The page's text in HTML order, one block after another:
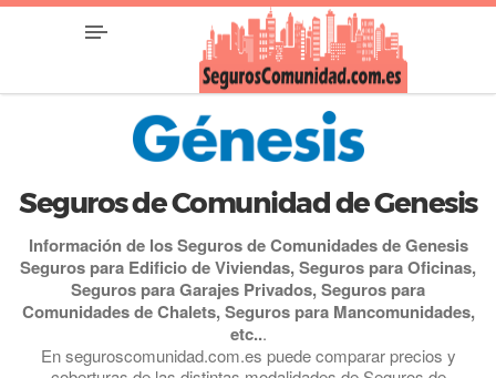
Seguros de Comunidad de Genesis
Información de los Seguros de Comunidades de Genesis
Seguros para Edificio de Viviendas, Seguros para Oficinas,
Seguros para Garajes Privados, Seguros para
Comunidades de Chalets, Seguros para Mancomunidades,
etc...
En seguroscomunidad.com.es puede comparar precios y